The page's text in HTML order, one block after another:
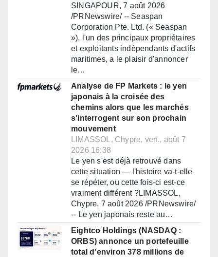
SINGAPOUR, 7 août 2026
/PRNewswire/ -- Seaspan
Corporation Pte. Ltd. (« Seaspan
»), l'un des principaux propriétaires
et exploitants indépendants d'actifs
maritimes, a le plaisir d'annoncer
le…
Analyse de FP Markets : le yen
japonais à la croisée des
chemins alors que les marchés
s'interrogent sur son prochain
mouvement
LIMASSOL, Chypre, ven., août 7
2026 16:38
Le yen s'est déjà retrouvé dans
cette situation — l'histoire va-t-elle
se répéter, ou cette fois-ci est-ce
vraiment différent ?LIMASSOL,
Chypre, 7 août 2026 /PRNewswire/
-- Le yen japonais reste au…
Eightco Holdings (NASDAQ :
ORBS) annonce un portefeuille
total d'environ 378 millions de